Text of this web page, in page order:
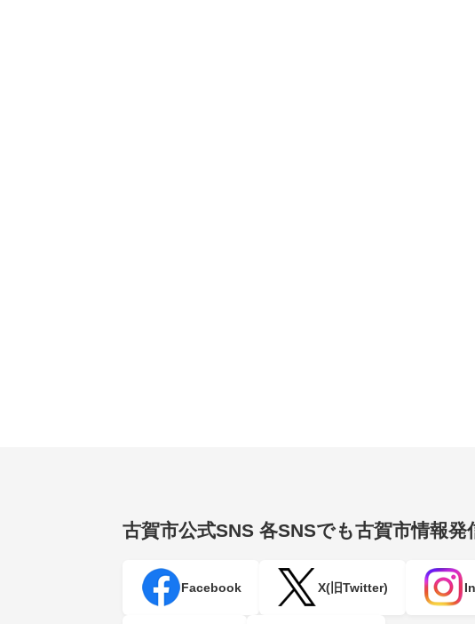
古賀市公式SNS 各SNSでも古賀市情報発
Facebook X(旧Twitter)